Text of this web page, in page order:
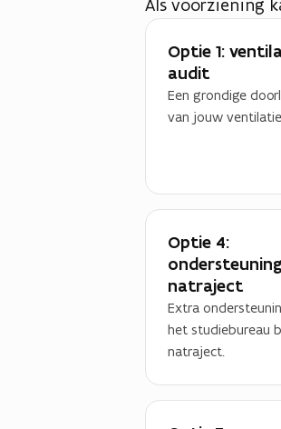
Als voorziening
Optie 1:
audit
Een grondige
van jouw
Optie 4:
natraject
Extra
het studiebureau
natraject.